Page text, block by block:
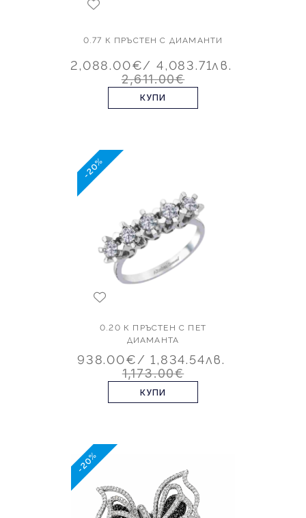
0.77 К ПРЪСТЕН С ДИАМАНТИ
2,088.00€/ 4,083.71лв.
2,611.00€
КУПИ
-20%
0.20 К ПРЪСТЕН С ПЕТ
ДИАМАНТА
938.00€/ 1,834.54лв.
1,173.00€
КУПИ
-20%